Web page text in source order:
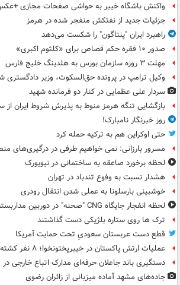
واکنش باشگاه خیبر به حواشی صفحات مجازی
جزئیات جدید از نفتکش منفجر شده در هرمز
راهبرد ایران "پنتاگون" را شکست می‌دهد
صدور ۱۰ فقره حکم قصاص برای «کلثوم اکبری»
مهلت ۳ روزه سازمان بورس به هلدینگ خلیج فارس
وکیل ترامپ در پرونده حق‌السکوت، وزیر دادگستری
سردار علی عظمایی در کنار دو فرمانده شهید
بازگشایی تنگه هرمز منوط به پذیرش شروط ایران
روز خبرنگار نامبارک!
حتی اوکراین هم به ترکیه حمله کرد
مسرور بارزانی: نمی خواهیم طرفی در درگیری‌های
لحظه برخورد صاعقه به ساختمانی در نیویورک
هشدار نسبت به وفوع تندباد در تهران
خوشبینی بارسلونا به عملی شدن انتقال رودری
لحظه انفجار جایگاه CNG "صحنه" در دوربین مداربسته
ترک ها روی ستاره بلژیکی دست گذاشتند
قطع دست عربستان سعودیِ تحت حمایت آمریکا
عملیات ارتش پاکستان در خیبرپختونخوا؛ ۸ نفر کشته شدند
دستگیری باند جاعلان حرفه‌ای مدارک اتباع خارجی در
جاده‌های مشهد آماده میزبانی از زائران رضوی